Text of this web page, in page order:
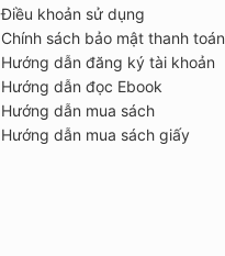
Điều khoản sử dụng
Chính sách bảo mật thanh toán
Hướng dẫn đăng ký tài khoản
Hướng dẫn đọc Ebook
Hướng dẫn mua sách
Hướng dẫn mua sách giấy